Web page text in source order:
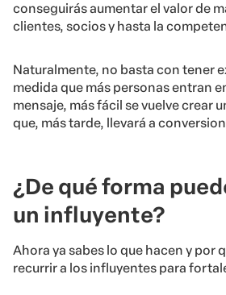
conseguirás aumentar el valor de
clientes, socios y hasta la
Naturalmente, no basta con tener
medida que más personas entran
mensaje, más fácil se vuelve crear
que, más tarde, llevará a
¿De qué forma
un influyente?
Ahora ya sabes lo que hacen y por
recurrir a los influyentes para